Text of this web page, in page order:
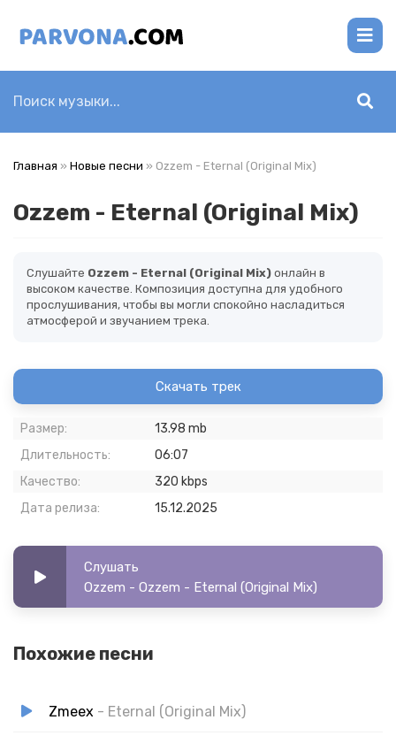
Главная » Новые песни » Ozzem - Eternal (Original Mix)
Ozzem - Eternal (Original Mix)
Слушайте Ozzem - Eternal (Original Mix) онлайн в
высоком качестве. Композиция доступна для удобного
прослушивания, чтобы вы могли спокойно насладиться
атмосферой и звучанием трека.
Скачать трек
Размер:
13.98 mb
Длительность:
06:07
Качество:
320 kbps
Дата релиза:
15.12.2025
Слушать
Ozzem - Ozzem - Eternal (Original Mix)
Похожие песни
Zmeex - Eternal (Original Mix)